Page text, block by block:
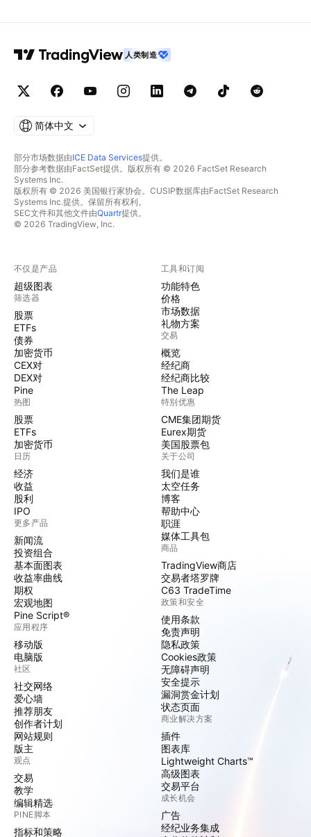
人类制造
简体中文
部分市场数据由ICE Data Services提供。
部分参考数据由FactSet提供。版权所有 © 2026 FactSet Research
Systems Inc.
版权所有 © 2026 美国银行家协会。CUSIP数据库由FactSet Research
Systems Inc.提供。保留所有权利。
SEC文件和其他文件由Quartr提供。
© 2026 TradingView, Inc.
不仅是产品
超级图表
筛选器
股票
ETFs
债券
加密货币
CEX对
DEX对
Pine
热图
股票
ETFs
加密货币
日历
经济
收益
股利
IPO
更多产品
新闻流
投资组合
基本面图表
收益率曲线
期权
宏观地图
Pine Script®
应用程序
移动版
电脑版
社区
社交网络
爱心墙
推荐朋友
创作者计划
网站规则
版主
观点
交易
教学
编辑精选
PINE脚本
指标和策略
工具和订阅
功能特色
价格
市场数据
礼物方案
交易
概览
经纪商
经纪商比较
The Leap
特别优惠
CME集团期货
Eurex期货
美国股票包
关于公司
我们是谁
太空任务
博客
帮助中心
职涯
媒体工具包
商品
TradingView商店
交易者塔罗牌
C63 TradeTime
政策和安全
使用条款
免责声明
隐私政策
Cookies政策
无障碍声明
安全提示
漏洞赏金计划
状态页面
商业解决方案
插件
图表库
Lightweight Charts™
高级图表
交易平台
成长机会
广告
经纪业务集成